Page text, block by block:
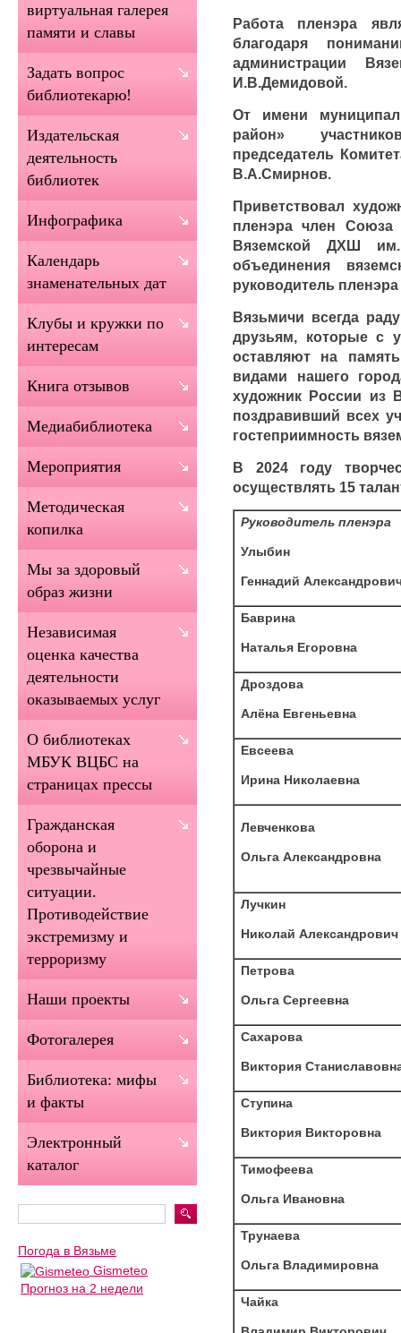
Работа пленэра
благодаря
администрации
И.В.Демидовой.
От имени
район»
председатель
В.А.Смирнов.
Приветствовал
пленэра член Союза
Вяземской ДХШ им.
объединения
руководитель
Вязьмичи всегда
друзьям, которые с
оставляют на
видами нашего
художник России из
поздравивший всех
гостеприимность
В 2024 году
осуществлять 15
Руководитель пленэра
Улыбин
Геннадий
Баврина
Наталья Егоровна
Дроздова
Алёна Евгеньевна
Евсеева
Ирина Николаевна
Левченкова
Ольга Александровна
Лучкин
Николай Александрович
Петрова
Ольга Сергеевна
Сахарова
Виктория
Ступина
Виктория Викторовна
Тимофеева
Ольга Ивановна
Трунаева
Ольга Владимировна
Чайка
виртуальная галерея
памяти и славы
Задать вопрос
библиотекарю!
Издательская
деятельность
библиотек
Инфографика
Календарь
знаменательных дат
Клубы и кружки по
интересам
Книга отзывов
Медиабиблиотека
Мероприятия
Методическая
копилка
Мы за здоровый
образ жизни
Независимая
оценка качества
деятельности
оказываемых услуг
О библиотеках
МБУК ВЦБС на
страницах прессы
Гражданская
оборона и
чрезвычайные
ситуации.
Противодействие
экстремизму и
терроризму
Наши проекты
Фотогалерея
Библиотека: мифы
и факты
Электронный
каталог
Погода в Вязьме
Gismeteo
Прогноз на 2 недели